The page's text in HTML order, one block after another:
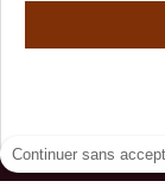
Continuer sans